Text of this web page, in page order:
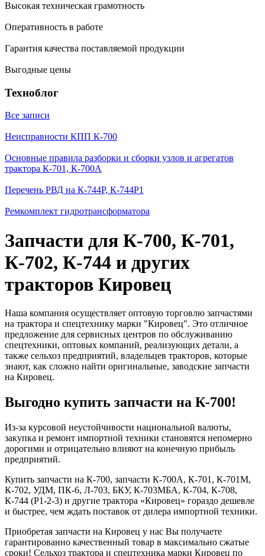
Высокая техническая грамотность
Оперативность в работе
Гарантия качества поставляемой продукции
Выгодные цены
Техноблог
Все записи
Неисправности КПП К-700
Основные правила разборки и сборки узлов и агрегатов
трактора К-701, К-700А
Перечень РВД на К-744Р, К-744Р1
Ремкомплект гидротрансформатора
Запчасти для К-700, К-701,
К-702, К-744 и других
тракторов Кировец
Наша компания осуществляет оптовую торговлю запчастями
на трактора и спецтехнику марки "Кировец". Это отличное
предложение для сервисных центров по обслуживанию
спецтехники, оптовых компаний, реализующих детали, а
также сельхоз предприятий, владельцев тракторов, которые
знают, как сложно найти оригинальные, заводские запчасти
на Кировец.
Выгодно купить запчасти на К-700!
Из-за курсовой неустойчивости национальной валюты,
закупка и ремонт импортной техники становятся непомерно
дорогими и отрицательно влияют на конечную прибыль
предприятий.
Купить запчасти на К-700, запчасти К-700А, К-701, К-701М,
К-702, УДМ, ПК-6, Л-703, БКУ, К-703МБА, К-704, К-708,
К-744 (Р1-2-3) и другие трактора «Кировец» гораздо дешевле
и быстрее, чем ждать поставок от дилера импортной техники.
Приобретая запчасти на Кировец у нас Вы получаете
гарантированно качественный товар в максимально сжатые
сроки! Сельхоз трактора и спецтехника марки Кировец по